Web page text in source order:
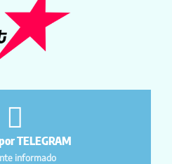
TELEGRAM
informado